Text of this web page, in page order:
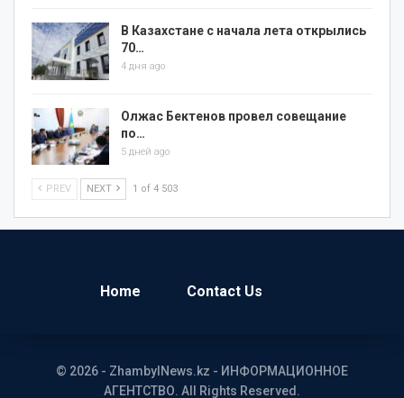
В Казахстане с начала лета открылись
70…
4 дня ago
Олжас Бектенов провел совещание
по…
5 дней ago
PREV NEXT 1 of 4 503
Home Contact Us
© 2026 - ZhambylNews.kz - ИНФОРМАЦИОННОЕ
АГЕНТСТВО. All Rights Reserved.